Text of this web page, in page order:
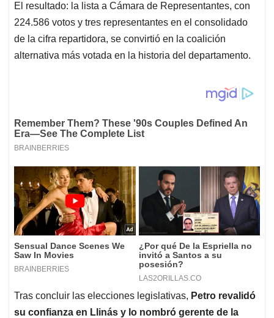
El resultado: la lista a Cámara de Representantes, con
224.586 votos y tres representantes en el consolidado
de la cifra repartidora, se convirtió en la coalición
alternativa más votada en la historia del departamento.
Tras concluir las elecciones legislativas, Petro revalidó
su confianza en Llinás y lo nombró gerente de la